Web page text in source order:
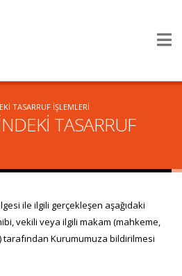
×
TASARRUF İŞLEMLERİ
TASARRUF
ile ilgili gerçekleşen aşağıdaki
vekili veya ilgili makam (mahkeme,
Kurumumuza bildirilmesi